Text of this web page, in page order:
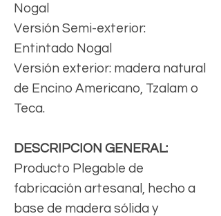
Nogal
Versión Semi-exterior:
Entintado Nogal
Versión exterior: madera natural
de Encino Americano, Tzalam o
Teca.
DESCRIPCION GENERAL:
Producto Plegable de
fabricación artesanal, hecho a
base de madera sólida y